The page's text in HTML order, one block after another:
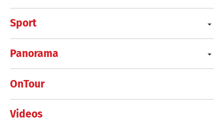
Sport
Panorama
OnTour
Videos